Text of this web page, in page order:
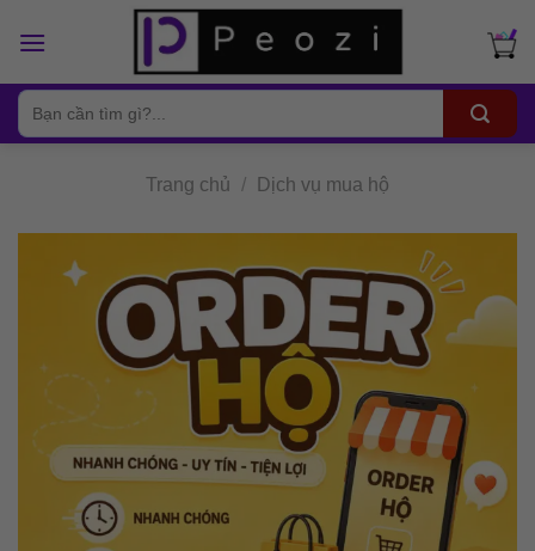
Tìm
kiếm:
Trang chủ / Dịch vụ mua hộ